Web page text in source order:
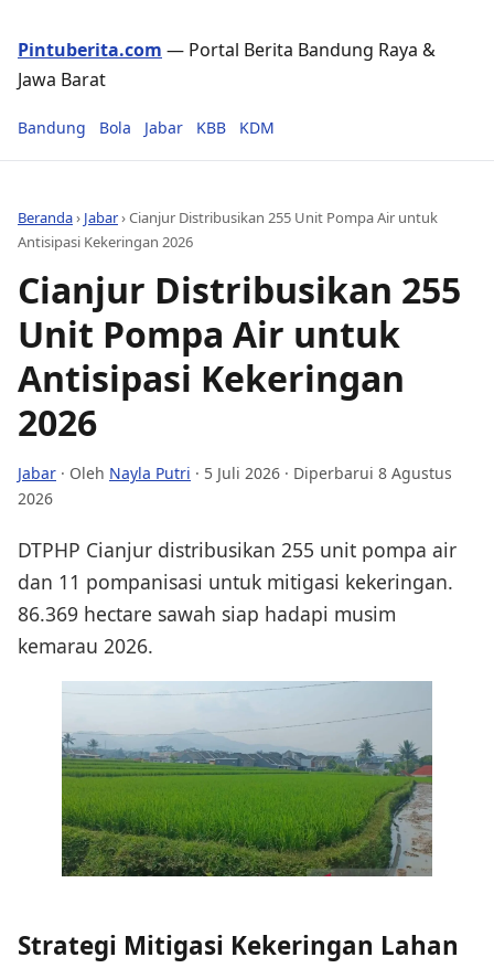
Pintuberita.com — Portal Berita Bandung Raya &
Jawa Barat
Bandung Bola Jabar KBB KDM
Beranda› Jabar›Cianjur Distribusikan 255 Unit Pompa Air untuk
Antisipasi Kekeringan 2026
Cianjur Distribusikan 255
Unit Pompa Air untuk
Antisipasi Kekeringan
2026
Jabar · Oleh Nayla Putri · 5 Juli 2026 · Diperbarui 8 Agustus
2026
DTPHP Cianjur distribusikan 255 unit pompa air
dan 11 pompanisasi untuk mitigasi kekeringan.
86.369 hectare sawah siap hadapi musim
kemarau 2026.
Strategi Mitigasi Kekeringan Lahan